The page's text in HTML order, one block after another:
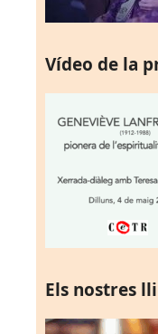
Vídeo de la
Els nostres